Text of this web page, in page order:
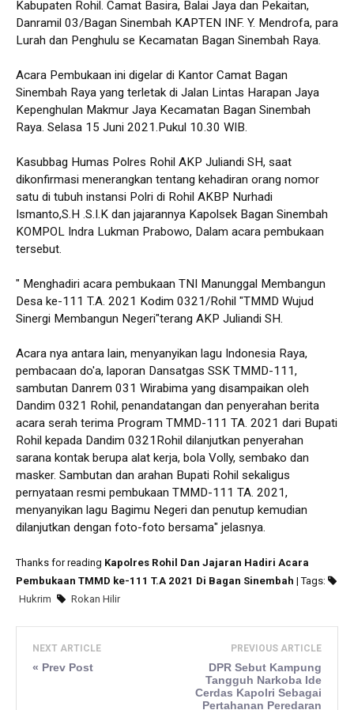
Kabupaten Rohil. Camat Basira, Balai Jaya dan Pekaitan,
Danramil 03/Bagan Sinembah KAPTEN INF. Y. Mendrofa, para
Lurah dan Penghulu se Kecamatan Bagan Sinembah Raya.
Acara Pembukaan ini digelar di Kantor Camat Bagan
Sinembah Raya yang terletak di Jalan Lintas Harapan Jaya
Kepenghulan Makmur Jaya Kecamatan Bagan Sinembah
Raya. Selasa 15 Juni 2021.Pukul 10.30 WIB.
Kasubbag Humas Polres Rohil AKP Juliandi SH, saat
dikonfirmasi menerangkan tentang kehadiran orang nomor
satu di tubuh instansi Polri di Rohil AKBP Nurhadi
Ismanto,S.H .S.I.K dan jajarannya Kapolsek Bagan Sinembah
KOMPOL Indra Lukman Prabowo, Dalam acara pembukaan
tersebut.
" Menghadiri acara pembukaan TNI Manunggal Membangun
Desa ke-111 T.A. 2021 Kodim 0321/Rohil "TMMD Wujud
Sinergi Membangun Negeri"terang AKP Juliandi SH.
Acara nya antara lain, menyanyikan lagu Indonesia Raya,
pembacaan do'a, laporan Dansatgas SSK TMMD-111,
sambutan Danrem 031 Wirabima yang disampaikan oleh
Dandim 0321 Rohil, penandatangan dan penyerahan berita
acara serah terima Program TMMD-111 TA. 2021 dari Bupati
Rohil kepada Dandim 0321Rohil dilanjutkan penyerahan
sarana kontak berupa alat kerja, bola Volly, sembako dan
masker. Sambutan dan arahan Bupati Rohil sekaligus
pernyataan resmi pembukaan TMMD-111 TA. 2021,
menyanyikan lagu Bagimu Negeri dan penutup kemudian
dilanjutkan dengan foto-foto bersama" jelasnya.
Thanks for reading Kapolres Rohil Dan Jajaran Hadiri Acara
Pembukaan TMMD ke-111 T.A 2021 Di Bagan Sinembah | Tags:
Hukrim
Rokan Hilir
NEXT ARTICLE
« Prev Post
PREVIOUS ARTICLE
DPR Sebut Kampung
Tangguh Narkoba Ide
Cerdas Kapolri Sebagai
Pertahanan Peredaran